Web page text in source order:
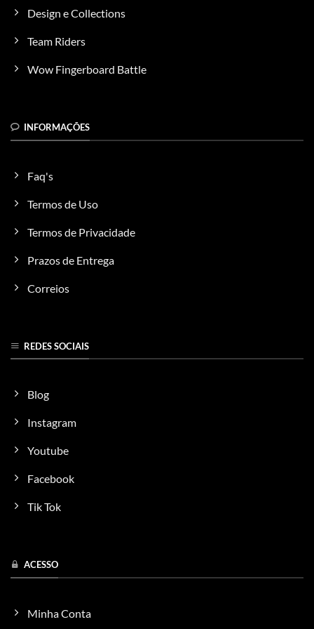
Design e Collections
Team Riders
Wow Fingerboard Battle
INFORMAÇÕES
Faq's
Termos de Uso
Termos de Privacidade
Prazos de Entrega
Correios
REDES SOCIAIS
Blog
Instagram
Youtube
Facebook
Tik Tok
ACESSO
Minha Conta